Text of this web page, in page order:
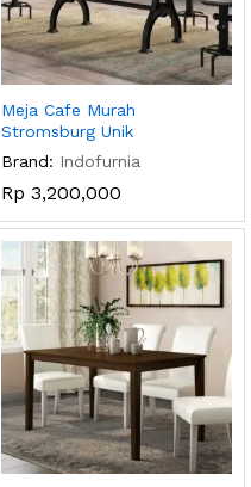
Meja Cafe Murah
Stromsburg Unik
Brand: Indofurnia
Rp 3,200,000